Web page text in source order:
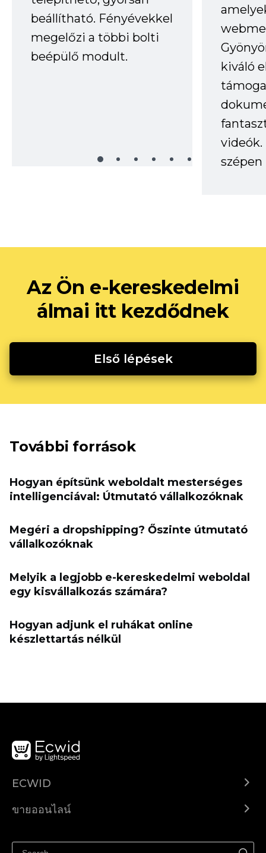
beállítható. Fényévekkel
megelőzi a többi bolti
beépülő modult.
kiváló
videók.
Az Ön e-kereskedelmi
álmai itt kezdődnek
Első lépések
További források
Hogyan építsünk weboldalt mesterséges
intelligenciával: Útmutató vállalkozóknak
Megéri a dropshipping? Őszinte útmutató
vállalkozóknak
Melyik a legjobb e-kereskedelmi weboldal
egy kisvállalkozás számára?
Hogyan adjunk el ruhákat online
készlettartás nélkül
ECWID
ราคา
ขายออนไลน์
ขายบนเฟสบุ๊ค